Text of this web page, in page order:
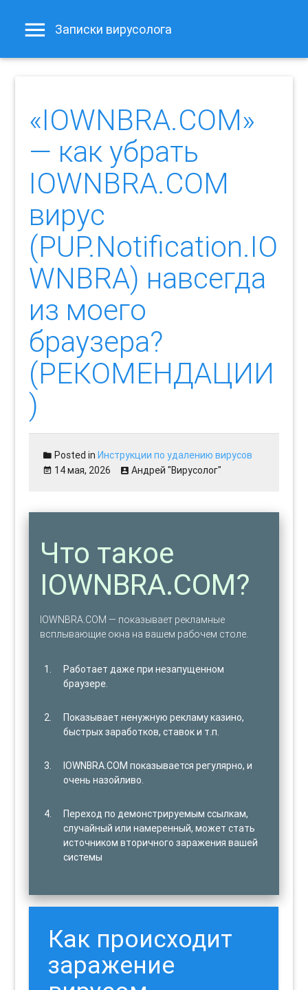
Записки вирусолога
«IOWNBRA.COM»
— как убрать
IOWNBRA.COM
вирус
(PUP.Notification.IO
WNBRA) навсегда
из моего
браузера?
(РЕКОМЕНДАЦИИ
)
Posted inИнструкции по удалению вирусов
14 мая, 2026
Андрей "Вирусолог"
Что такое
IOWNBRA.COM?
IOWNBRA.COM — показывает рекламные
всплывающие окна на вашем рабочем столе.
Работает даже при незапущенном
браузере.
Показывает ненужную рекламу казино,
быстрых заработков, ставок и т.п.
IOWNBRA.COM показывается регулярно, и
очень назойливо.
Переход по демонстрируемым ссылкам,
случайный или намеренный, может стать
источником вторичного заражения вашей
системы
Как происходит
заражение